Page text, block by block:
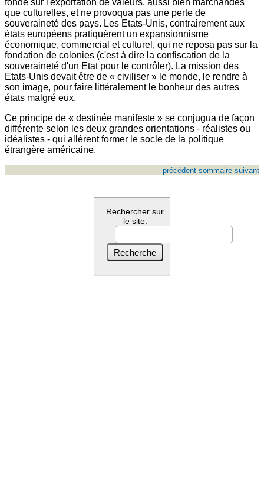
fondé sur l'exportation de valeurs, aussi bien marchandes
que culturelles, et ne provoqua pas une perte de
souveraineté des pays. Les Etats-Unis, contrairement aux
états européens pratiquèrent un expansionnisme
économique, commercial et culturel, qui ne reposa pas sur la
fondation de colonies (c'est à dire la confiscation de la
souveraineté d'un Etat pour le contrôler). La mission des
Etats-Unis devait être de « civiliser » le monde, le rendre à
son image, pour faire littéralement le bonheur des autres
états malgré eux.
Ce principe de « destinée manifeste » se conjugua de façon
différente selon les deux grandes orientations - réalistes ou
idéalistes - qui allèrent former le socle de la politique
étrangère américaine.
précédent sommaire suivant
Rechercher sur
le site: